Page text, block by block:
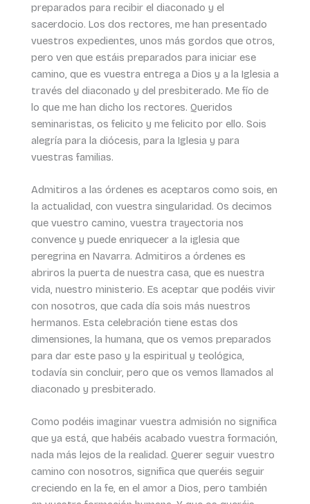
preparados para recibir el diaconado y el
sacerdocio. Los dos rectores, me han presentado
vuestros expedientes, unos más gordos que otros,
pero ven que estáis preparados para iniciar ese
camino, que es vuestra entrega a Dios y a la Iglesia a
través del diaconado y del presbiterado. Me fío de
lo que me han dicho los rectores. Queridos
seminaristas, os felicito y me felicito por ello. Sois
alegría para la diócesis, para la Iglesia y para
vuestras familias.
Admitiros a las órdenes es aceptaros como sois, en
la actualidad, con vuestra singularidad. Os decimos
que vuestro camino, vuestra trayectoria nos
convence y puede enriquecer a la iglesia que
peregrina en Navarra. Admitiros a órdenes es
abriros la puerta de nuestra casa, que es nuestra
vida, nuestro ministerio. Es aceptar que podéis vivir
con nosotros, que cada día sois más nuestros
hermanos. Esta celebración tiene estas dos
dimensiones, la humana, que os vemos preparados
para dar este paso y la espiritual y teológica,
todavía sin concluir, pero que os vemos llamados al
diaconado y presbiterado.
Como podéis imaginar vuestra admisión no significa
que ya está, que habéis acabado vuestra formación,
nada más lejos de la realidad. Querer seguir vuestro
camino con nosotros, significa que queréis seguir
creciendo en la fe, en el amor a Dios, pero también